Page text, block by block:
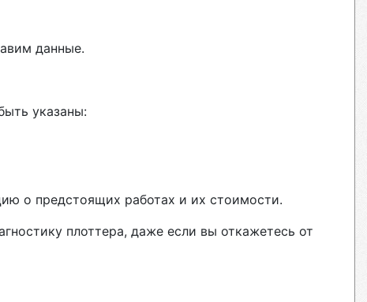
данные.
указаны:
о предстоящих работах и их стоимости.
плоттера, даже если вы откажетесь от